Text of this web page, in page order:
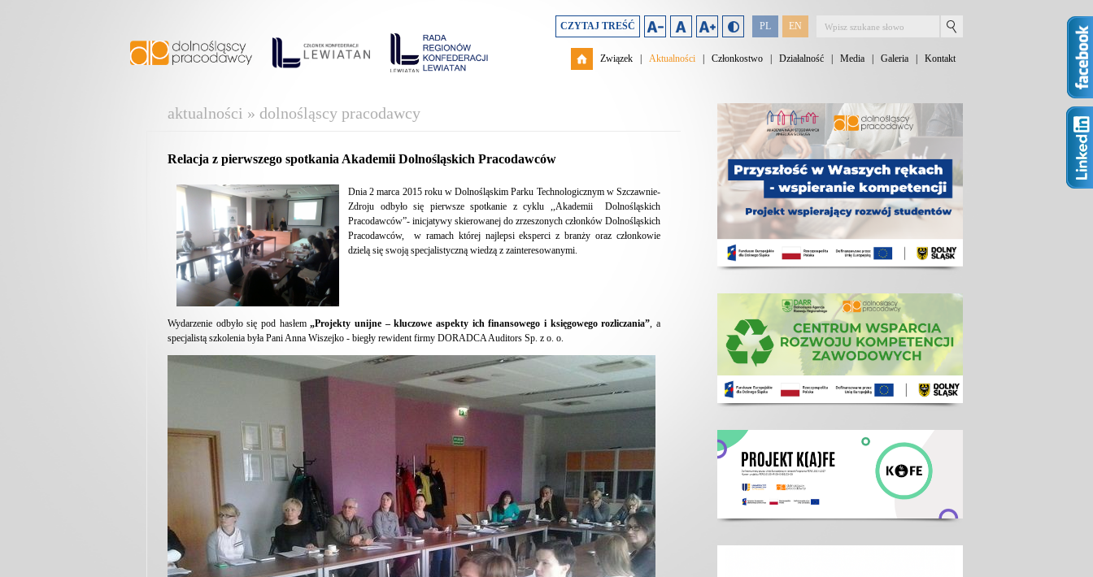
PL EN
CZYTAJ TREŚĆ
Związek Aktualności Członkostwo Działalność Media Galeria Kontakt
aktualności » dolnośląscy pracodawcy
Relacja z pierwszego spotkania Akademii Dolnośląskich Pracodawców
Dnia 2 marca 2015 roku w Dolnośląskim Parku Technologicznym w Szczawnie-
Zdroju odbyło się pierwsze spotkanie z cyklu ,,Akademii Dolnośląskich
Pracodawców”- inicjatywy skierowanej do zrzeszonych członków Dolnośląskich
Pracodawców, w ramach której najlepsi eksperci z branży oraz członkowie
dzielą się swoją specjalistyczną wiedzą z zainteresowanymi.
Wydarzenie odbyło się pod hasłem„Projekty unijne – kluczowe aspekty ich finansowego i księgowego rozliczania”, a
specjalistą szkolenia była Pani Anna Wiszejko - biegły rewident firmy DORADCA Auditors Sp. z o. o.